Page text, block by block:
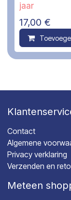
jaar
17,00 €
Contact
Algemene
Privacy verklaring
Verzenden en
Meteen